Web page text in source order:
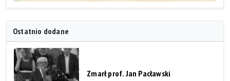
Ostatnio dodane
Zmarł prof. Jan Pacławski